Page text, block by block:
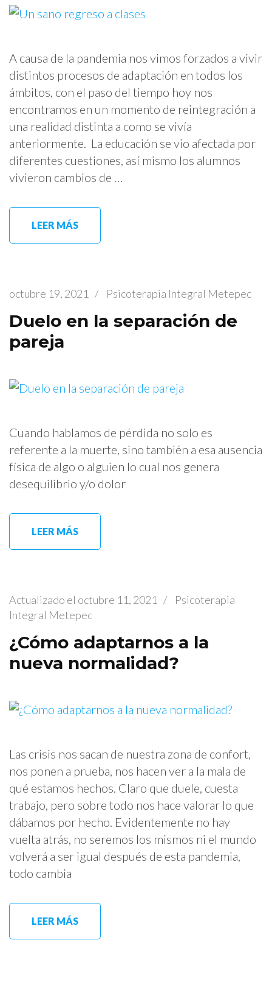
A causa de la pandemia nos vimos forzados a vivir
distintos procesos de adaptación en todos los
ámbitos, con el paso del tiempo hoy nos
encontramos en un momento de reintegración a
una realidad distinta a como se vivía
anteriormente. La educación se vio afectada por
diferentes cuestiones, así mismo los alumnos
vivieron cambios de …
LEER MÁS
octubre 19, 2021 / Psicoterapia Integral Metepec
Duelo en la separación de
pareja
Cuando hablamos de pérdida no solo es
referente a la muerte, sino también a esa ausencia
física de algo o alguien lo cual nos genera
desequilibrio y/o dolor
LEER MÁS
Actualizado el octubre 11, 2021 /
Psicoterapia
Integral Metepec
¿Cómo adaptarnos a la
nueva normalidad?
Las crisis nos sacan de nuestra zona de confort,
nos ponen a prueba, nos hacen ver a la mala de
qué estamos hechos. Claro que duele, cuesta
trabajo, pero sobre todo nos hace valorar lo que
dábamos por hecho. Evidentemente no hay
vuelta atrás, no seremos los mismos ni el mundo
volverá a ser igual después de esta pandemia,
todo cambia
LEER MÁS